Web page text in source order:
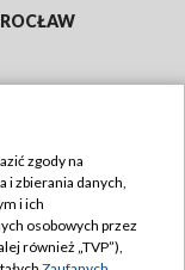
zgody na
i zbierania danych,
i ich
osobowych przez
również „TVP”),